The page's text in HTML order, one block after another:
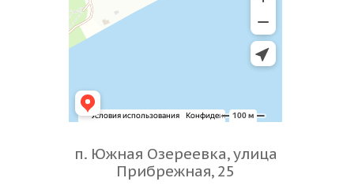
п. Южная Озереевка, улица
Прибрежная, 25